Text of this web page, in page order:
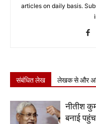
articles on daily basis.
संबंधित लेख लेखक से और
नीतीश
बनाई